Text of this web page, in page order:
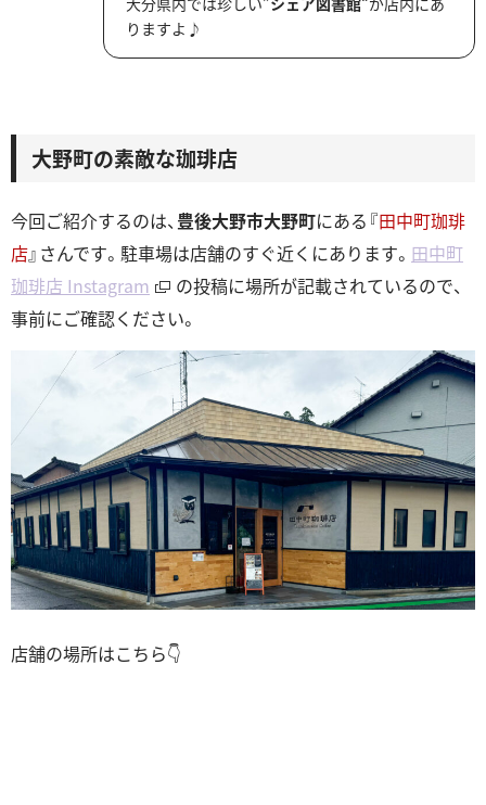
りますよ♪
大野町の素敵な珈琲店
今回ご紹介するのは、 豊後大野市大野町にある『田中町珈琲
店』さんです。駐車場は店舗のすぐ近くにあります。 田中町
珈琲店 Instagram
の投稿に場所が記載されているので、
事前にご確認ください。
店舗の場所はこちら👇